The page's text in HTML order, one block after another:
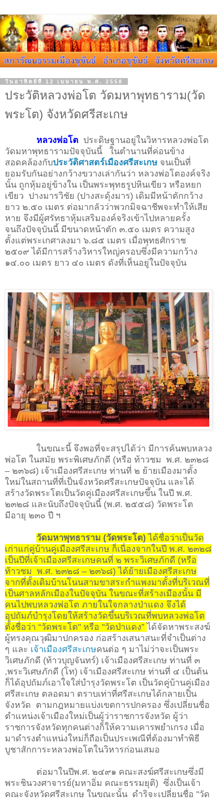
วันอาทิตย์ที่ 12 เมษายน พ.ศ. 2558
ประวัติหลวงพ่อโต วัดมหาพุทธาราม(วัด
พระโต) จังหวัดศรีสะเกษ
หลวงพ่อโต ประดิษฐานอยู่ในวิหารหลวงพ่อโต
วัดมหาพุทธารามปัจจุบันนี้ ในตำนานที่ค่อนข้าง
สอดคล้องกับประวัติศาสตร์เมืองศรีสะเกษ จนเป็นที่
ยอมรับกันอย่างกว้างขวางเล่ากันว่า หลวงพ่อโตองค์จริง
นั้น ถูกหุ้มอยู่ข้างใน เป็นพระพุทธรูปหินเขียว หรือหยก
เขียว ปางมารวิชัย (ปางสะดุ้งมาร) เดิมมีหน้าตักกว้าง
ยาว ๒.๕๐ เมตร ต่อมากลัวว่าพวกมิจฉาชีพจะทำให้เสีย
หาย จึงมีผู้ศรัทธาหุ้มเสริมองค์จริงเข้าไปหลายครั้ง
จนถึงปัจจุบันนี้ มีขนาดหน้าตัก ๓.๕๐ เมตร ความสูง
ตั้งแต่พระเกศาลงมา ๖.๘๕ เมตร เมื่อพุทธศักราช
๒๕๐๙ ได้มีการสร้างวิหารใหญ่ครอบซึ่งมีความกว้าง
๑๔.๐๐ เมตร ยาว ๔๐ เมตร ดังที่เห็นอยู่ในปัจจุบัน
ในขณะนี้ จึงพอที่จะสรุปได้ว่า มีการค้นพบหลวง
พ่อโต ในสมัย พระพิเศษภักดี (หรือ ท้าวชม พ.ศ. ๒๓๒๘
– ๒๓๖๘) เจ้าเมืองศรีสะเกษ ท่านที่ ๒ ย้ายเมืองมาตั้ง
ใหม่ในสถานที่ที่เป็นจังหวัดศรีสะเกษปัจจุบัน และได้
สร้างวัดพระโตเป็นวัดคู่เมืองศรีสะเกษขึ้น ในปี พ.ศ.
๒๓๒๘ และนับถึงปัจจุบันนี้ (พ.ศ. ๒๕๕๘) วัดพระโต
มีอายุ ๒๓๐ ปี ฯ
วัดมหาพุทธาราม (วัดพระโต) ได้ชื่อว่าเป็นวัด
เก่าแก่คู่บ้านคู่เมืองศรีสะเกษ ก็เนื่องจากในปี พ.ศ. ๒๓๒๘
เป็นปีที่เจ้าเมืองศรีสะเกษคนที่ ๒ พระวิเศษภักดี (หรือ
ท้าวชม พ.ศ. ๒๓๒๘ – ๒๓๖๘) ได้ย้ายเมืองศรีสะเกษ
จากที่ตั้งเดิมบ้านโนนสามขาสระกำแพงมาตั้งที่บริเวณที่
เป็นศาลหลักเมืองในปัจจุบัน ในขณะที่สร้างเมืองนั้น มี
คนไปพบหลวงพ่อโต ภายในใจกลางป่าแดง จึงได้
อุปถัมภ์บำรุงโดยให้สร้างวัดขึ้นบริเวณที่พบหลวงพ่อโต
ตั้งชื่อว่า “วัดพระโต" หรือ "วัดป่าแดง” ได้จัดหาพระสงฆ์
ผู้ทรงคุณวุฒิมาปกครอง ก่อสร้างเสนาสนะที่จำเป็นต่าง
ๆ และ เจ้าเมืองศรีสะเกษคนต่อ ๆ มาไม่ว่าจะเป็นพระ
วิเศษภักดี (ท้าวบุญจันทร์) เจ้าเมืองศรีสะเกษ ท่านที่ ๓
,พระวิเศษภักดี (โท) เจ้าเมืองศรีสะเกษ ท่านที่ ๔ เป็นต้น
ก็ได้อุปถัมภ์เอาใจใส่บำรุงวัดพระโต เป็นวัดคู่บ้านคู่เมือง
ศรีสะเกษ ตลอดมา ตราบเท่าที่ศรีสะเกษได้กลายเป็น
จังหวัด ตามกฎหมายแบ่งเขตการปกครอง ซึ่งเปลี่ยนชื่อ
ตำแหน่งเจ้าเมืองใหม่เป็นผู้ว่าราชการจังหวัด ผู้ว่า
ราชการจังหวัดทุกคนต่างก็ให้ความเคารพยำเกรง เมื่อ
มาดำรงตำแหน่งใหม่ก็ถือเป็นประเพณีที่ต้องมาทำพิธี
บูชาสักการะหลวงพ่อโตในวิหารก่อนเสมอ
ต่อมาในปีพ.ศ. ๒๔๙๑ คณะสงฆ์ศรีสะเกษซึ่งมี
พระชินวงศาจารย์(มหาอิ่ม คณะธรรมยุติ) ซึ่งเป็นเจ้า
คณะจังหวัดศรีสะเกษ ในขณะนั้น ดำริจะเปลี่ยนชื่อ "วัด